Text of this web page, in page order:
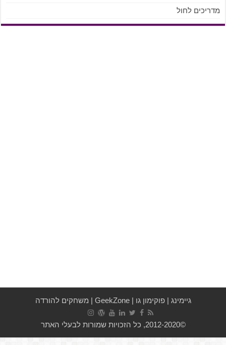
מדריכים לחול
גיימינג| פוקימון גו|
GeekZone
| משחקים להורדה
©2012-2020, כל הזכויות שמורות לבעלי האתר